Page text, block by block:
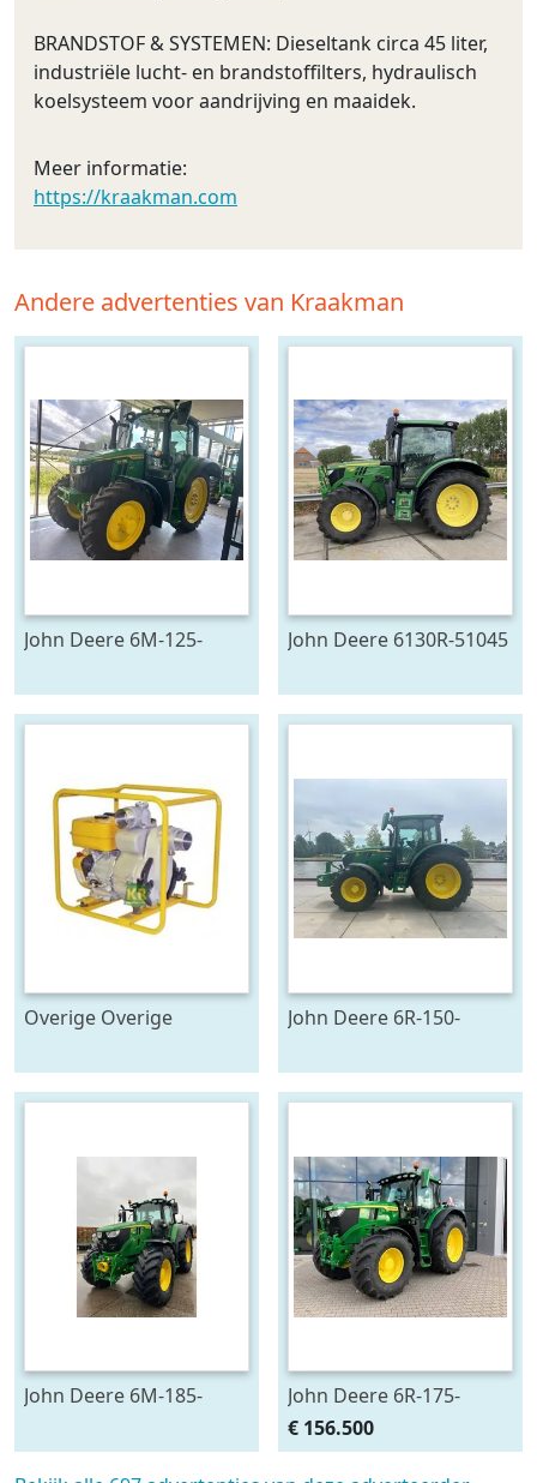
BRANDSTOF & SYSTEMEN: Dieseltank circa 45 liter,
industriële lucht- en brandstoffilters, hydraulisch
koelsysteem voor aandrijving en maaidek.
Meer informatie:
https://kraakman.com
Andere advertenties van Kraakman
John Deere 6M-125-
John Deere 6130R-51045
Overige Overige
John Deere 6R-150-
John Deere 6M-185-
John Deere 6R-175-
783659
€ 156.500